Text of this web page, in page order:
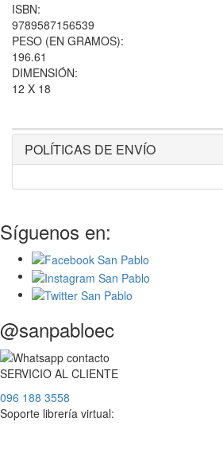
ISBN:
9789587156539
PESO (EN GRAMOS):
196.61
DIMENSIÓN:
12 X 18
POLÍTICAS DE ENVÍO
Síguenos en:
@sanpabloec
SERVICIO AL CLIENTE
096 188 3558
Soporte librería virtual: